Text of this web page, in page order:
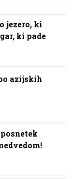
jezero, ki
ki pade
azijskih